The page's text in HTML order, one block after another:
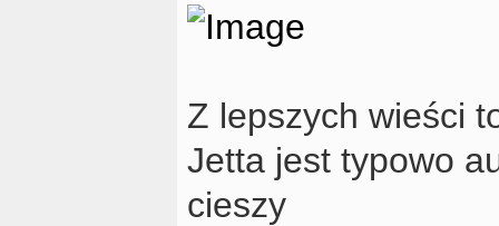
Z lepszych wieści
Jetta jest typowo
cieszy